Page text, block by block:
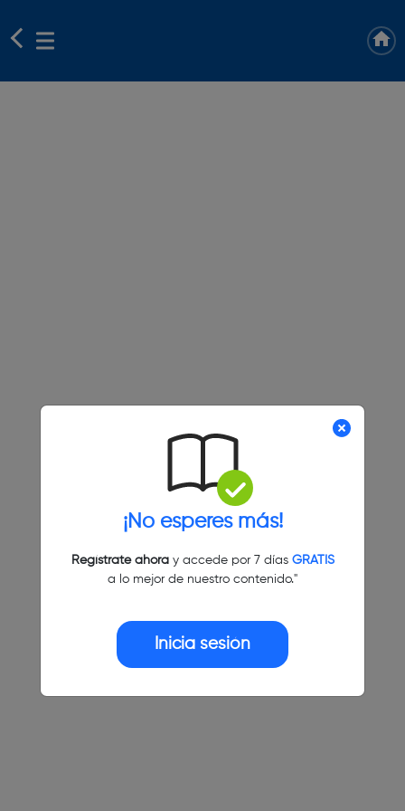
¡No esperes más!
Regístrate ahoray accede por 7 días GRATIS
a lo mejor de nuestro contenido."
Inicia sesión